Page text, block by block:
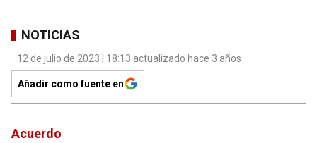
NOTICIAS
12 de julio de 2023 | 18:13 actualizado hace 3 años
Añadir como fuente en
Acuerdo